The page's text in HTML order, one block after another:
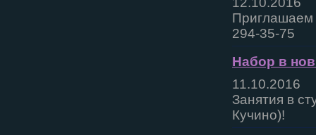
Приглашаем
294-35-75
Набор в
11.10.2016
Занятия в
Кучино)!